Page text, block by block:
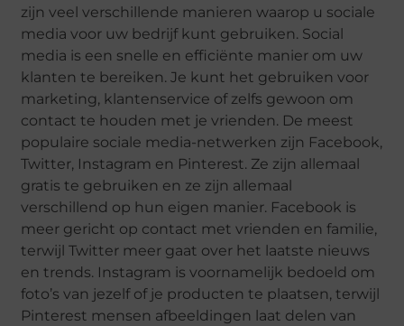
zijn veel verschillende manieren waarop u sociale
media voor uw bedrijf kunt gebruiken. Social
media is een snelle en efficiënte manier om uw
klanten te bereiken. Je kunt het gebruiken voor
marketing, klantenservice of zelfs gewoon om
contact te houden met je vrienden. De meest
populaire sociale media-netwerken zijn Facebook,
Twitter, Instagram en Pinterest. Ze zijn allemaal
gratis te gebruiken en ze zijn allemaal
verschillend op hun eigen manier. Facebook is
meer gericht op contact met vrienden en familie,
terwijl Twitter meer gaat over het laatste nieuws
en trends. Instagram is voornamelijk bedoeld om
foto’s van jezelf of je producten te plaatsen, terwijl
Pinterest mensen afbeeldingen laat delen van